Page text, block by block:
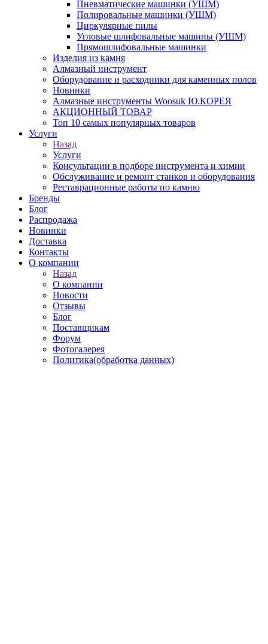
Пневматические машинки (УШМ)
Полировальные машинки (УШМ)
Циркулярные пилы
Угловые шлифовальные машины (УШМ)
Прямошлифовальные машинки
Изделия из камня
Алмазный инструмент
Оборудование и расходники для каменных полов
Новинки
Алмазные инструменты Woosuk Ю.КОРЕЯ
АКЦИОННЫЙ ТОВАР
Топ 10 самых популярных товаров
Услуги
Назад
Услуги
Консультации в подборе инструмента и химии
Обслуживание и ремонт станков и оборудования
Реставрационные работы по камню
Бренды
Блог
Распродажа
Новинки
Доставка
Контакты
О компании
Назад
О компании
Новости
Отзывы
Блог
Поставщикам
Форум
Фотогалерея
Политика(обработка данных)